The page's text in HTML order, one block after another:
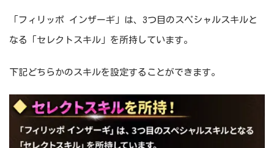
「フィリッポ インザーギ」は、3つ目のスペシャルスキルと
なる「セレクトスキル」を所持しています。
下記どちらかのスキルを設定することができます。